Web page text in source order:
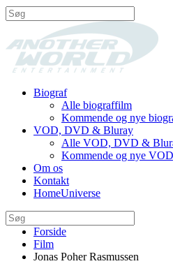
Biograf
Alle biograffilm
Kommende og nye
VOD, DVD & Bluray
Alle VOD, DVD &
Kommende og nye
Om os
Kontakt
HomeUniverse
Forside
Film
Jonas Poher Rasmussen